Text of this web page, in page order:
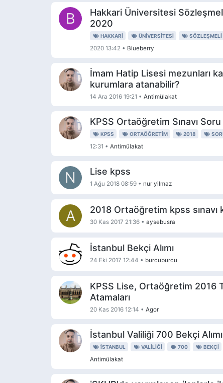
B
Hakkari Üniversitesi Sözleşmeli
2020
HAKKARI ÜNIVERSITESI SÖZLEŞMELI
2020 13:42 • Blueberry
İmam Hatip Lisesi mezunları
kurumlara atanabilir?
14 Ara 2016 19:21 • Antimülakat
KPSS Ortaöğretim Sınavı
KPSS ORTAÖĞRETIM 2018
12:31 • Antimülakat
N Lise kpss
1 Ağu 2018 08:59 • nur yilmaz
A 2018 Ortaöğretim kpss sınavı
30 Kas 2017 21:36 • aysebusra
İstanbul Bekçi Alımı
24 Eki 2017 12:44 • burcuburcu
KPSS Lise, Ortaöğretim 2016
Atamaları
20 Kas 2016 12:14 • Agor
İstanbul Valiliği 700 Bekçi Alımı
İSTANBUL VALILIĞI 700 BEKÇI
Antimülakat